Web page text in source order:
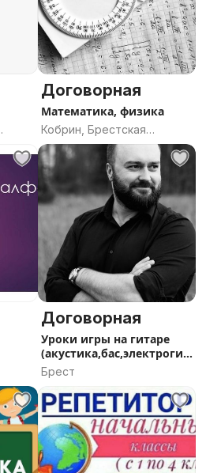
Договорная
Математика, физика
Кобрин, Брестская
область
Договорная
Уроки игры на гитаре
(акустика,бас,электрогит
ара)
Брест